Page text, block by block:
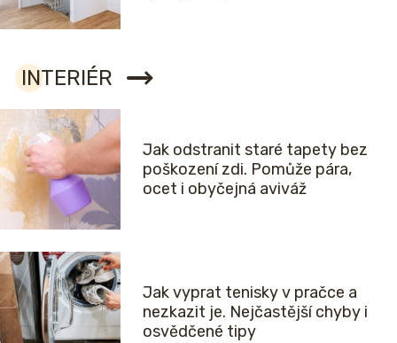
INTERIÉR
Jak odstranit staré tapety bez
poškození zdi. Pomůže pára,
ocet i obyčejná aviváž
Jak vyprat tenisky v pračce a
nezkazit je. Nejčastější chyby i
osvědčené tipy